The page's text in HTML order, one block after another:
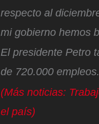
respecto al
mi gobierno hemos
El presidente Petro
de 720.000 empleos.
(Más noticias:
el país)